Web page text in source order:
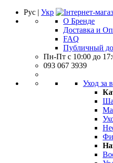
Рус | Укр
О Бренде
Доставка и
FAQ
Публичный
Пн-Пт с 10:00 до
093 067 3939
Уход за